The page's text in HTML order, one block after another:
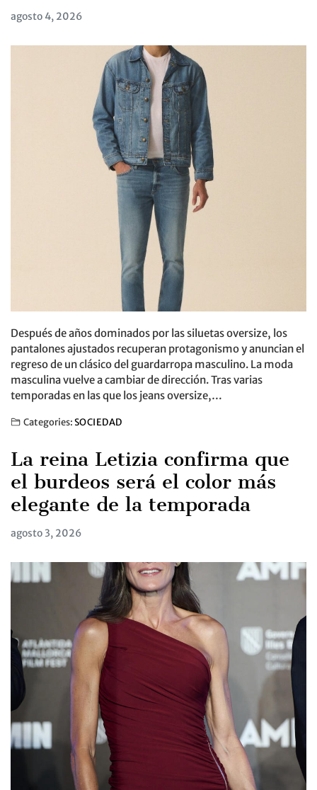
agosto 4, 2026
Después de años dominados por las siluetas oversize, los
pantalones ajustados recuperan protagonismo y anuncian el
regreso de un clásico del guardarropa masculino. La moda
masculina vuelve a cambiar de dirección. Tras varias
temporadas en las que los jeans oversize,…
Categories:SOCIEDAD
La reina Letizia confirma que
el burdeos será el color más
elegante de la temporada
agosto 3, 2026